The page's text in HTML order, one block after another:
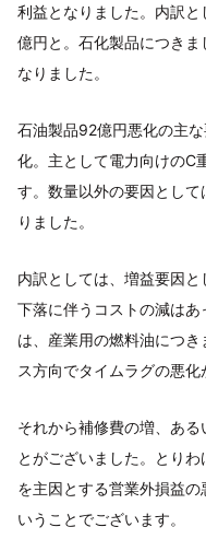
利益となりました。内訳
億円と。石化製品につき
なりました。
石油製品92億円悪化の主
化。主として電力向けのC
す。数量以外の要因とし
りました。
内訳としては、増益要因
下落に伴うコストの減は
は、産業用の燃料油につ
ス方向でタイムラグの悪化
それから補修費の増、あ
とがございました。とり
を主因とする営業外損益
いうことでございます。